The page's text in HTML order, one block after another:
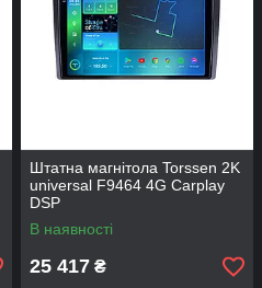
Штатна магнітола Torssen 2K
universal F9464 4G Carplay
DSP
В наявності
25 417 ₴